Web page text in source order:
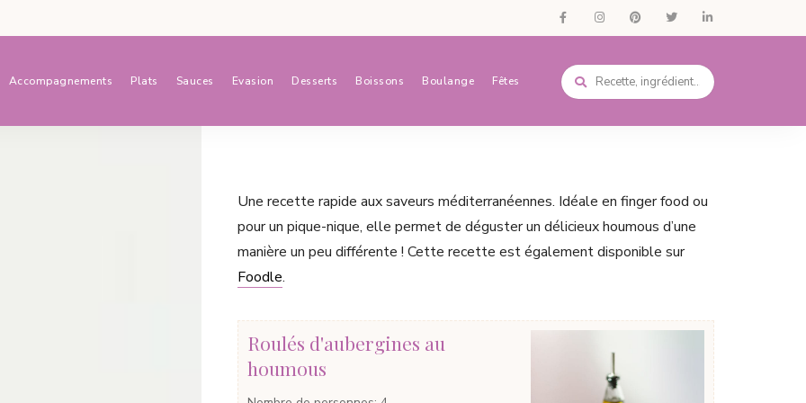
Accompagnements Plats Sauces Evasion Desserts Boissons Boulange Fêtes
Une recette rapide aux saveurs méditerranéennes. Idéale en finger food ou
pour un pique-nique, elle permet de déguster un délicieux houmous d’une
manière un peu différente ! Cette recette est également disponible sur
Foodle.
Roulés d'aubergines au
houmous